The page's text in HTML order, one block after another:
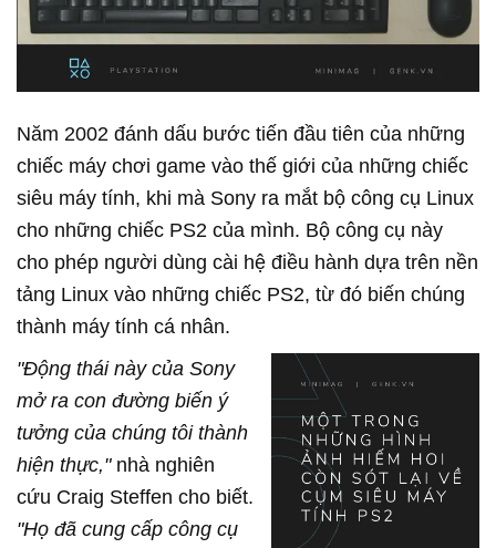
Năm 2002 đánh dấu bước tiến đầu tiên của những
chiếc máy chơi game vào thế giới của những chiếc
siêu máy tính, khi mà Sony ra mắt bộ công cụ Linux
cho những chiếc PS2 của mình. Bộ công cụ này
cho phép người dùng cài hệ điều hành dựa trên nền
tảng Linux vào những chiếc PS2, từ đó biến chúng
thành máy tính cá nhân.
"Động thái này của Sony
mở ra con đường biến ý
tưởng của chúng tôi thành
hiện thực," nhà nghiên
cứu Craig Steffen cho biết.
"Họ đã cung cấp công cụ